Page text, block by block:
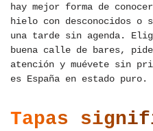
hay mejor forma de
hielo con desconocidos o
una tarde sin agenda.
buena calle de bares,
atención y muévete sin
es España en estado puro.
Tapas